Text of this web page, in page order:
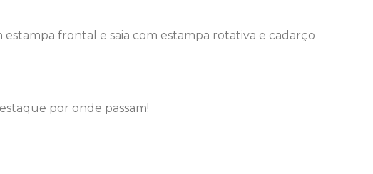
frontal e saia com estampa rotativa e cadarço
por onde passam!